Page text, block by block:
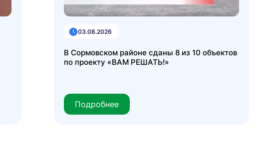
03.08.2026
В Сормовском районе сданы 8 из 10 объектов
по проекту «ВАМ РЕШАТЬ!»
Подробнее